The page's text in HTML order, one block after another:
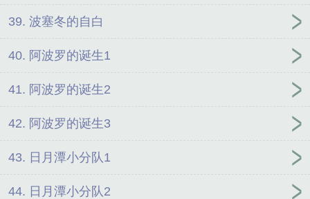
39. 波塞冬的自白
40. 阿波罗的诞生1
41. 阿波罗的诞生2
42. 阿波罗的诞生3
43. 日月潭小分队1
44. 日月潭小分队2